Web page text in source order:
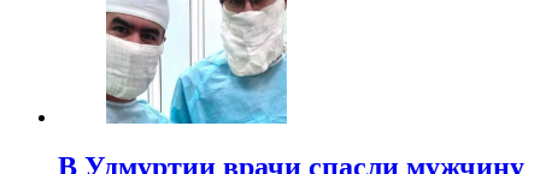
В Удмуртии врачи спасли мужчину